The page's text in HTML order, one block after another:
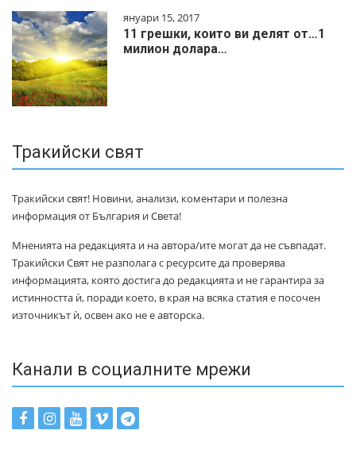
януари 15, 2017
11 грешки, които ви делят от…1
милиoн дoлapa…
Тракийски свят
Тракийски свят! Новини, анализи, коментари и полезна
информация от България и Света!
Мненията на редакцията и на автора/ите могат да не съвпадат.
Тракийски Свят не разполага с ресурсите да проверява
информацията, която достига до редакцията и не гарантира за
истинността ѝ, поради което, в края на всяка статия е посочен
източникът ѝ, освен ако не е авторска.
Канали в социалните мрежи